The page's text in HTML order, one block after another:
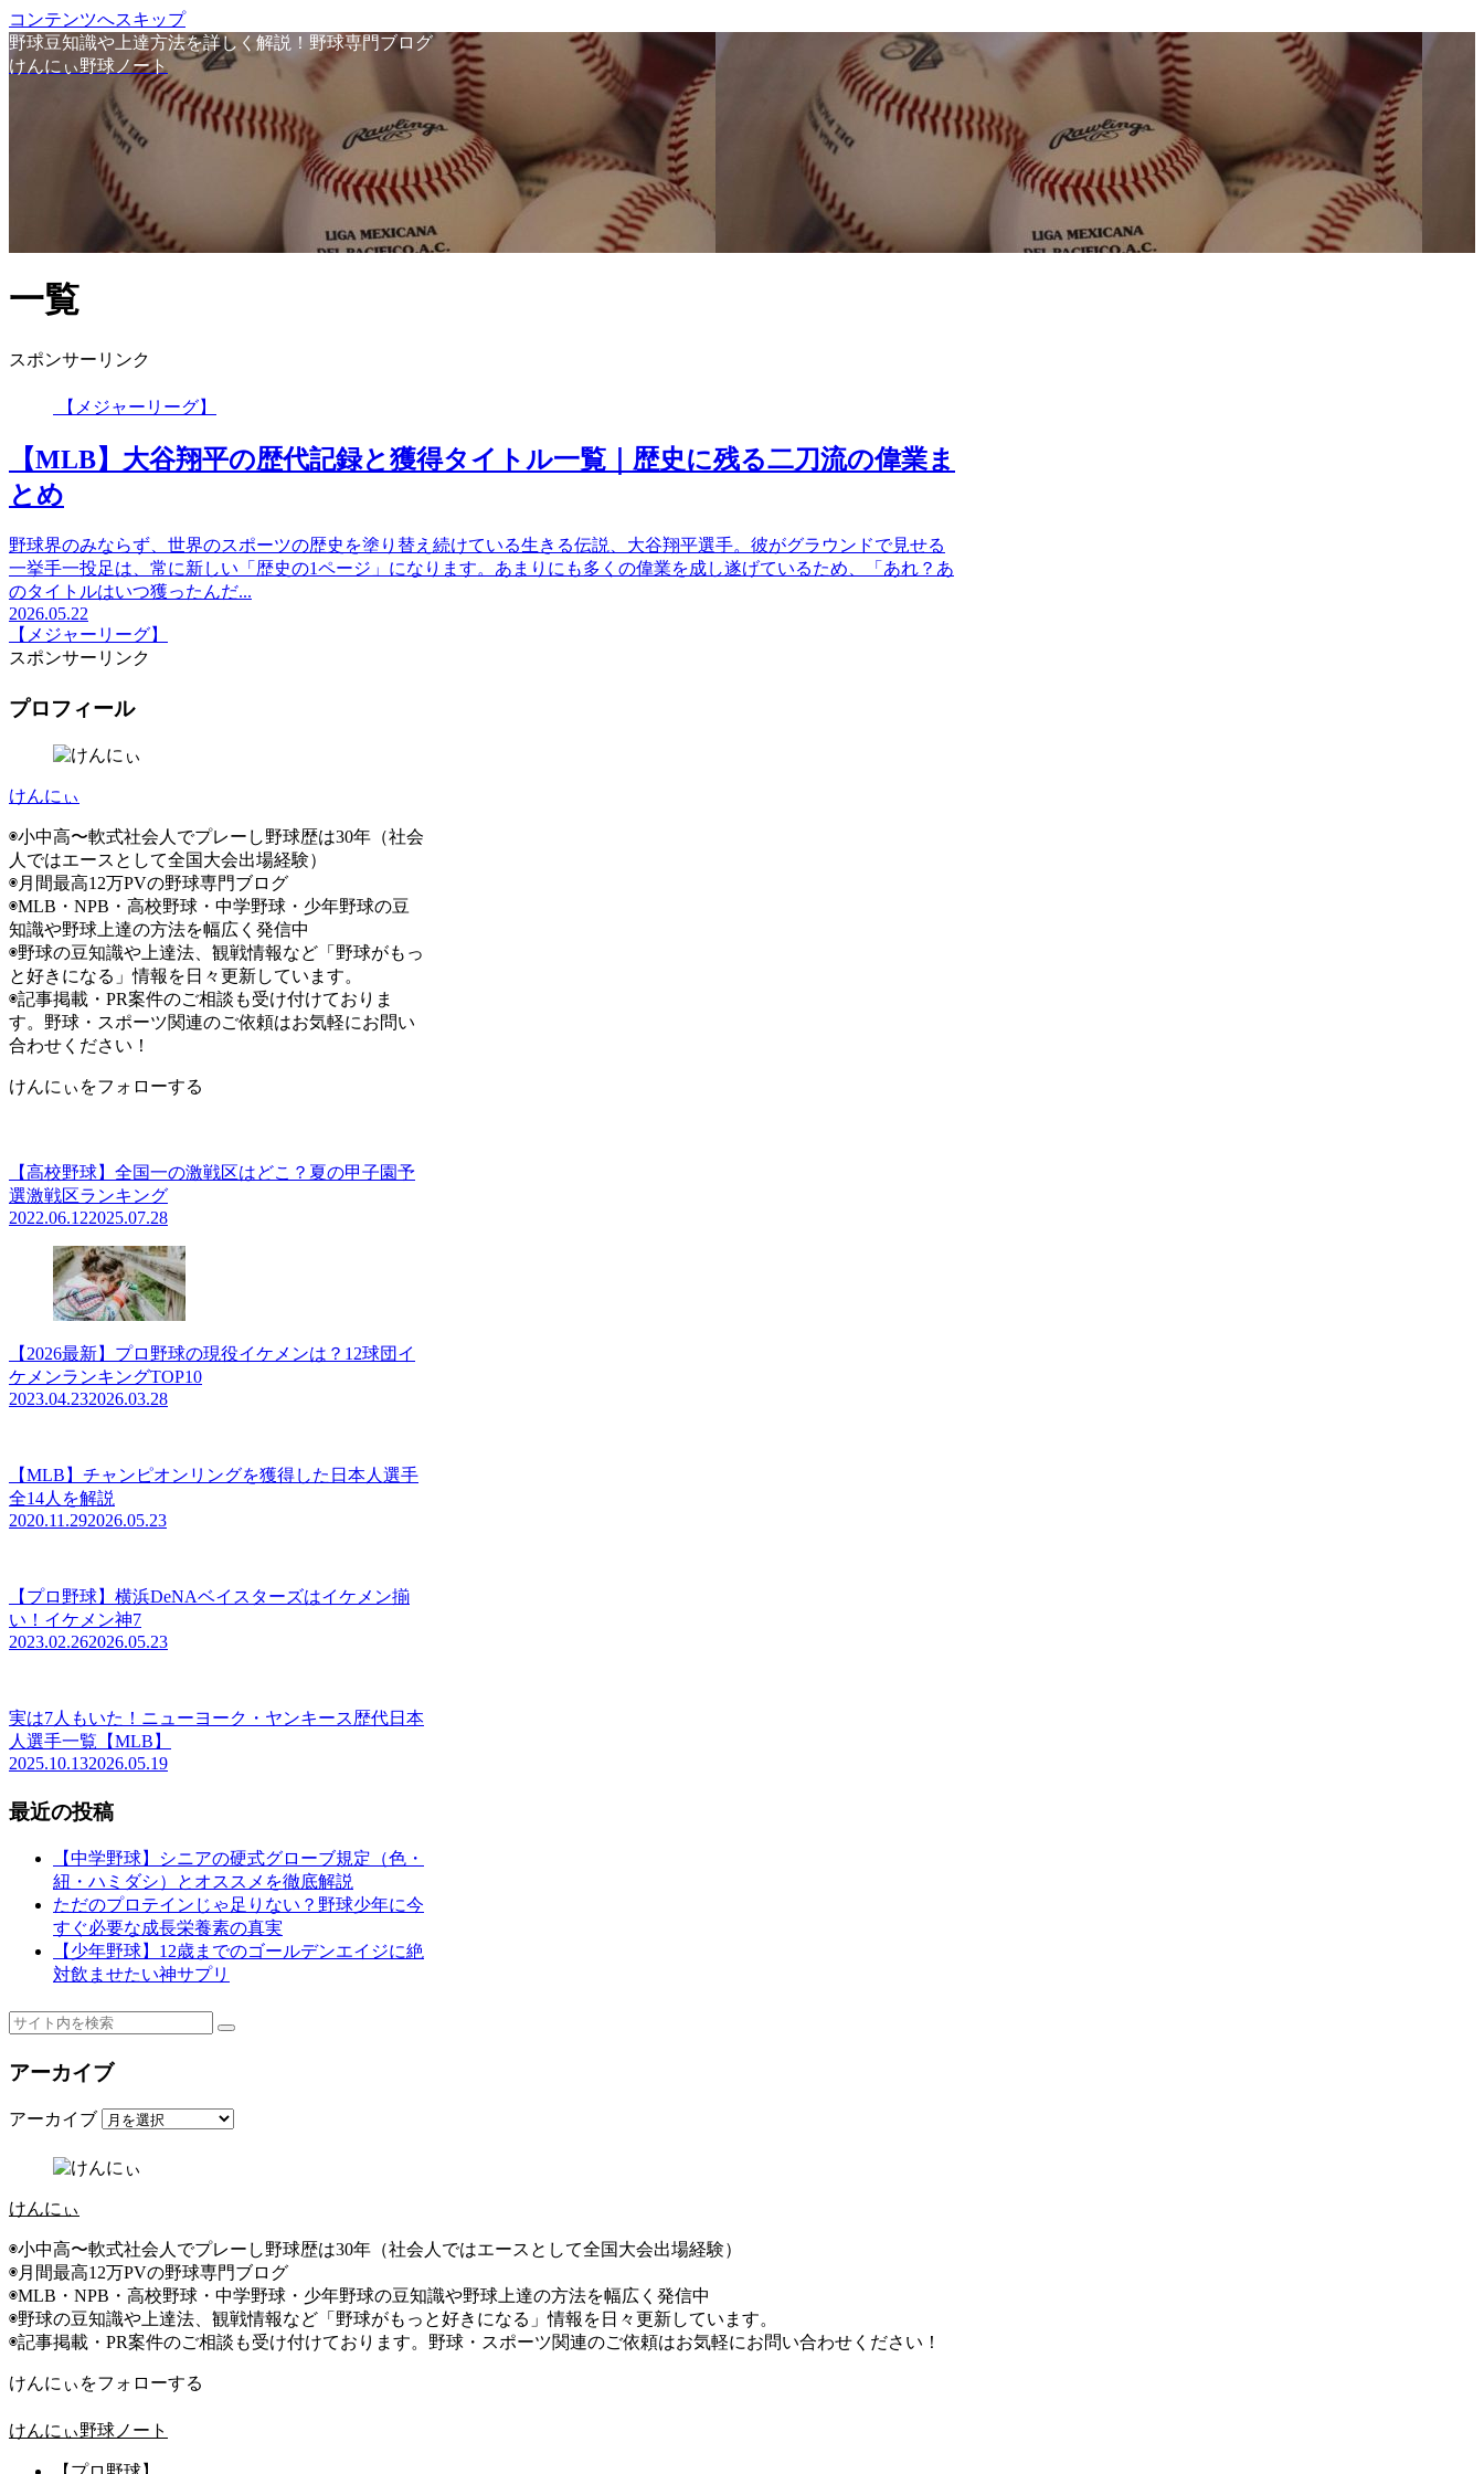
コンテンツへスキップ
野球豆知識や上達方法を詳しく解説！野球専門ブログ
けんにぃ野球ノート
一覧
スポンサーリンク
【メジャーリーグ】
【MLB】大谷翔平の歴代記録と獲得タイトル一覧｜歴史に残る二刀流の偉業ま
とめ
野球界のみならず、世界のスポーツの歴史を塗り替え続けている生きる伝説、大谷翔平選手。彼がグラウンドで見せる
一挙手一投足は、常に新しい「歴史の1ページ」になります。あまりにも多くの偉業を成し遂げているため、「あれ？あ
のタイトルはいつ獲ったんだ...
2026.05.22
【メジャーリーグ】
スポンサーリンク
プロフィール
けんにぃ
◉小中高〜軟式社会人でプレーし野球歴は30年（社会
人ではエースとして全国大会出場経験）
◉月間最高12万PVの野球専門ブログ
◉MLB・NPB・高校野球・中学野球・少年野球の豆
知識や野球上達の方法を幅広く発信中
◉野球の豆知識や上達法、観戦情報など「野球がもっ
と好きになる」情報を日々更新しています。
◉記事掲載・PR案件のご相談も受け付けておりま
す。野球・スポーツ関連のご依頼はお気軽にお問い
合わせください！
けんにぃをフォローする
【高校野球】全国一の激戦区はどこ？夏の甲子園予
選激戦区ランキング
2022.06.122025.07.28
【2026最新】プロ野球の現役イケメンは？12球団イ
ケメンランキングTOP10
2023.04.232026.03.28
【MLB】チャンピオンリングを獲得した日本人選手
全14人を解説
2020.11.292026.05.23
【プロ野球】横浜DeNAベイスターズはイケメン揃
い！イケメン神7
2023.02.262026.05.23
実は7人もいた！ニューヨーク・ヤンキース歴代日本
人選手一覧【MLB】
2025.10.132026.05.19
最近の投稿
【中学野球】シニアの硬式グローブ規定（色・
紐・ハミダシ）とオススメを徹底解説
ただのプロテインじゃ足りない？野球少年に今
すぐ必要な成長栄養素の真実
【少年野球】12歳までのゴールデンエイジに絶
対飲ませたい神サプリ
アーカイブ
アーカイブ
けんにぃ
◉小中高〜軟式社会人でプレーし野球歴は30年（社会人ではエースとして全国大会出場経験）
◉月間最高12万PVの野球専門ブログ
◉MLB・NPB・高校野球・中学野球・少年野球の豆知識や野球上達の方法を幅広く発信中
◉野球の豆知識や上達法、観戦情報など「野球がもっと好きになる」情報を日々更新しています。
◉記事掲載・PR案件のご相談も受け付けております。野球・スポーツ関連のご依頼はお気軽にお問い合わせください！
けんにぃをフォローする
けんにぃ野球ノート